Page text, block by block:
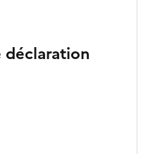
déclaration